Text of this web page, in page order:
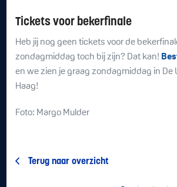
Tickets voor bekerfinale
Heb jij nog geen tickets voor de
zondagmiddag toch bij zijn? Dat kan!
en we zien je graag zondagmiddag in De
Haag!
Foto: Margo Mulder
Terug naar overzicht